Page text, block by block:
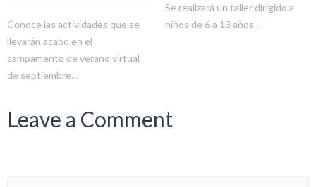
Conoce las actividades que se
llevarán acabo en el
campamento de verano virtual
de septiembre…
Se realizará un taller dirigido a
niños de 6 a 13 años…
Leave a Comment